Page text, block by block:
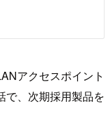
アクセスポイント
で、次期採用製品を